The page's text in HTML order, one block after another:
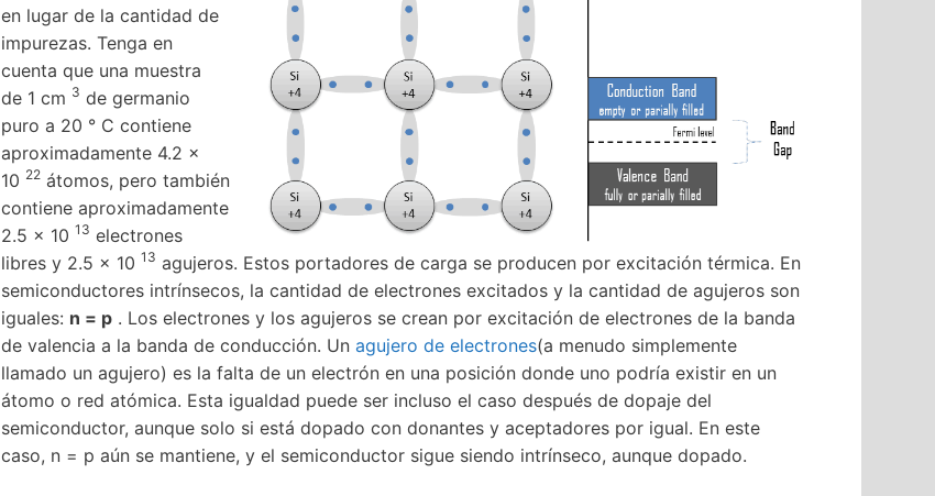
en lugar de la cantidad de
impurezas. Tenga en
cuenta que una muestra
de 1 cm 3 de germanio
puro a 20 ° C contiene
aproximadamente 4.2 ×
10 22 átomos, pero también
contiene aproximadamente
2.5 x 10 13 electrones
libres y 2.5 x 10 13 agujeros. Estos portadores de carga se producen por excitación térmica. En
semiconductores intrínsecos, la cantidad de electrones excitados y la cantidad de agujeros son
iguales: n = p . Los electrones y los agujeros se crean por excitación de electrones de la banda
de valencia a la banda de conducción. Un agujero de electrones(a menudo simplemente
llamado un agujero) es la falta de un electrón en una posición donde uno podría existir en un
átomo o red atómica. Esta igualdad puede ser incluso el caso después de dopaje del
semiconductor, aunque solo si está dopado con donantes y aceptadores por igual. En este
caso, n = p aún se mantiene, y el semiconductor sigue siendo intrínseco, aunque dopado.